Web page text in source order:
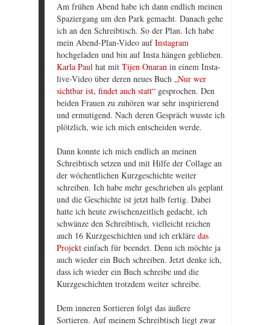
Am frühen Abend habe ich dann endlich meinen
Spaziergang um den Park gemacht. Danach gehe
ich an den Schreibtisch. So der Plan. Ich habe
mein Abend-Plan-Video aufInstagram
hochgeladen und bin auf Insta hängen geblieben.
Karla Paul hat mit Tijen Onaran in einem Insta-
live-Video über deren neues Buch „Nur wer
sichtbar ist, findet auch statt“ gesprochen. Den
beiden Frauen zu zuhören war sehr inspirierend
und ermutigend. Nach deren Gespräch wusste ich
plötzlich, wie ich mich entscheiden werde.
Dann konnte ich mich endlich an meinen
Schreibtisch setzen und mit Hilfe der Collage an
der wöchentlichen Kurzgeschichte weiter
schreiben. Ich habe mehr geschrieben als geplant
und die Geschichte ist jetzt halb fertig. Dabei
hatte ich heute zwischenzeitlich gedacht, ich
schwänze den Schreibtisch, vielleicht reichen
auch 16 Kurzgeschichten und ich erkläre das
Projekt einfach für beendet. Denn ich möchte ja
auch wieder ein Buch schreiben. Jetzt denke ich,
dass ich wieder ein Buch schreibe und die
Kurzgeschichten trotzdem weiter schreibe.
Dem inneren Sortieren folgt das äußere
Sortieren. Auf meinem Schreibtisch liegt zwar